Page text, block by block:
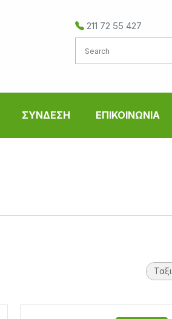
211 72 55 427
ΣΥΝΔΕΣΗ ΕΠΙΚΟΙΝΩΝΙΑ